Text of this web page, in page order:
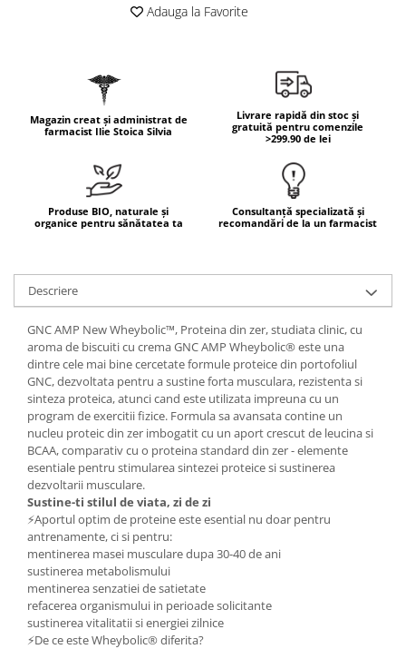
Creme SPF față
Creme SPF corp
Spray SPF
Acceleratoare bronz
Igienă Personală
Mâini și Unghii
Creme mâini
Tratamente unghii
Cosmetice coreene
Beauty of Joseon
PETITFEE
Mary & May
COSRX
BIODANCE
OOTD
Cettua
Haruharu Wonder
Medicube
ARIUL
Dr. Althea
DELLA BORN
Magneziu
Multivitamine
Probiotice
Proteine din zer (Whey Protein)
Quercetin
Resveratrol
Scortisoara
Seleniu
Seminte de in
Silimarina
Spirulina
Ulei de cocos
Ulei de peste
Ulei MCT
Vitamina A
Adauga la Favorite
Magazin creat și administrat de
farmacist Ilie Stoica Silvia
Livrare rapidă din stoc și
gratuită pentru comenzile
>299.90 de lei
Produse BIO, naturale și
organice pentru sănătatea ta
Consultanță specializată și
recomandări de la un farmacist
Descriere
GNC AMP New Wheybolic™, Proteina din zer, studiata clinic, cu
aroma de biscuiti cu crema GNC AMP Wheybolic® este una
dintre cele mai bine cercetate formule proteice din portofoliul
GNC, dezvoltata pentru a sustine forta musculara, rezistenta si
sinteza proteica, atunci cand este utilizata impreuna cu un
program de exercitii fizice. Formula sa avansata contine un
nucleu proteic din zer imbogatit cu un aport crescut de leucina si
BCAA, comparativ cu o proteina standard din zer - elemente
esentiale pentru stimularea sintezei proteice si sustinerea
dezvoltarii musculare.
Sustine-ti stilul de viata, zi de zi
⚡Aportul optim de proteine este esential nu doar pentru
antrenamente, ci si pentru:
mentinerea masei musculare dupa 30-40 de ani
sustinerea metabolismului
mentinerea senzatiei de satietate
refacerea organismului in perioade solicitante
sustinerea vitalitatii si energiei zilnice
⚡De ce este Wheybolic® diferita?